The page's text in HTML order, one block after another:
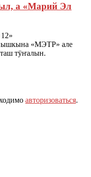
а «Марий Эл
«МЭТР» але
тӱҥалын.
авторизоваться.